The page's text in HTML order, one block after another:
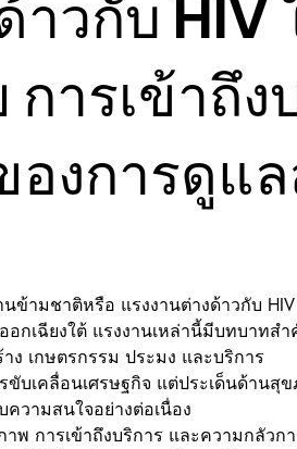
าวกับ HIV
ารเข้าถึง
งการดูแ
ข้ามชาติหรือ แรงงานต่างด้าวกับ
อกเฉียงใต้ แรงงานเหล่านี้มีบทบาทส
ง เกษตรกรรม ประมง และบริการ
บเคลื่อนเศรษฐกิจ แต่ประเด็นด้านสุข
วามสนใจอย่างต่อเนื่อง
พ การเข้าถึงบริการ และความกลัวก